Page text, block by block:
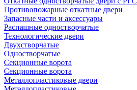
Противопожарные откатные двери
Запасные части и аксессуары
Распашные одностворчатые
Технологические двери
Двухстворчатые
Одностворчатые
Секционные ворота
Секционные ворота
Металлопластиковые двери